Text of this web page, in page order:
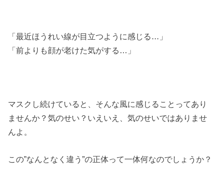
「最近ほうれい線が目立つように感じる…」
「前よりも顔が老けた気がする…」
マスクし続けていると、そんな風に感じることってあり
ませんか？気のせい？いえいえ、気のせいではありませ
んよ。
この”なんとなく違う”の正体って一体何なのでしょうか？